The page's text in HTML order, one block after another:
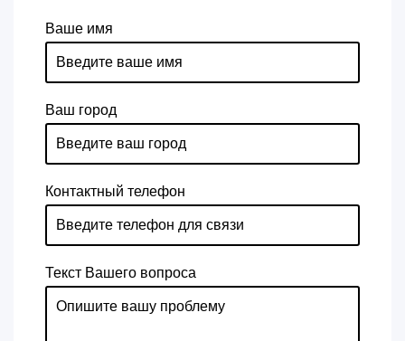
Ваше имя
Ваш город
Контактный телефон
Текст Вашего вопроса